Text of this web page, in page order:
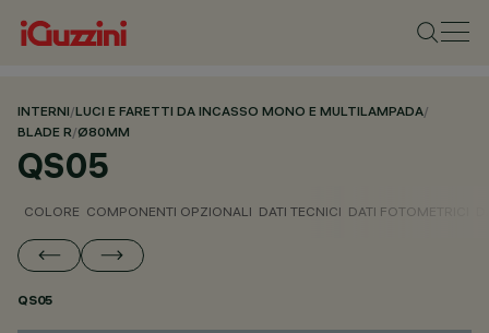
INTERNI/LUCI E FARETTI DA INCASSO MONO E MULTILAMPADA/
BLADE R/Ø80MM
QS05
COLORE COMPONENTI OPZIONALI DATI TECNICI DATI FOTOMETRICI
QS05